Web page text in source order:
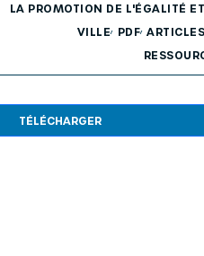
LA PROMOTION DE L'ÉGALITÉ
VILLE, PDF,
TÉLÉCHARGER